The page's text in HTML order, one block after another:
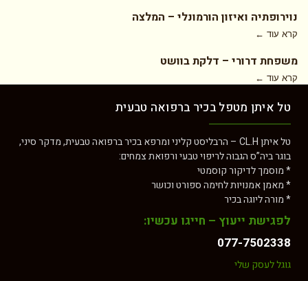
נוירופתיה ואיזון הורמונלי – המלצה
קרא עוד ←
משפחת דרורי – דלקת בוושט
קרא עוד ←
טל איתן מטפל בכיר ברפואה טבעית
טל איתן CL.H – הרבליסט קליני ומרפא בכיר ברפואה טבעית, מדקר סיני,
בוגר ביה”ס הגבוה לריפוי טבעי ורפואת צמחים:
* מוסמך לדיקור קוסמטי
* מאמן אמנויות לחימה ספורט וכושר
* מורה ליוגה בכיר
לפגישת ייעוץ – חייגו עכשיו:
077-7502338
גוגל לעסק שלי